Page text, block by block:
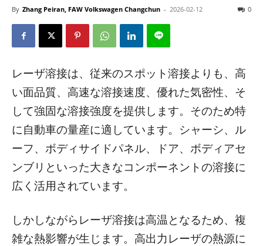
By Zhang Peiran, FAW Volkswagen Changchun - 2026-02-12 0
レーザ溶接は、従来のスポット溶接よりも、高
い面品質、高速な溶接速度、優れた気密性、そ
して強固な溶接強度を提供します。そのため特
に自動車の量産に適しています。シャーシ、ル
ーフ、ボディサイドパネル、ドア、ボディアセ
ンブリといった大きなコンポーネントの溶接に
広く活用されています。
しかしながらレーザ溶接は高温となるため、複
雑な熱影響が生じます。高出力レーザの熱源に